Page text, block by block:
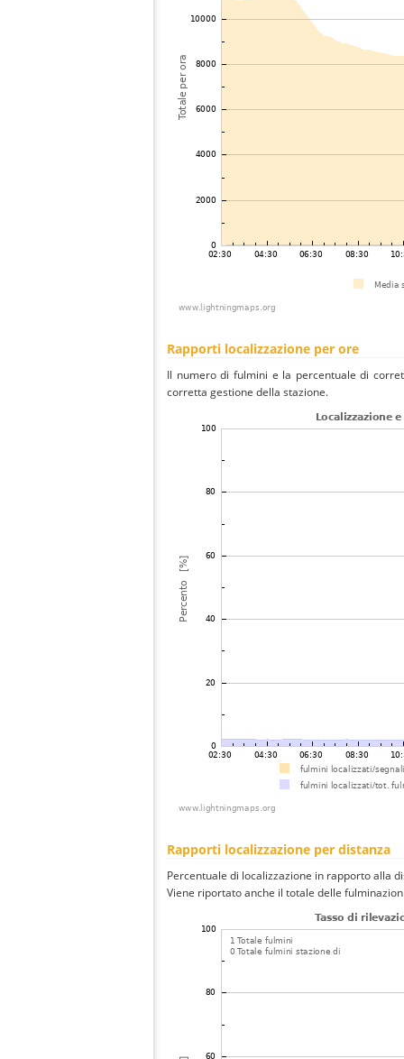
Rapporti localizzazione per ore
Il numero di fulmini e la percentuale di
corretta gestione della stazione.
Rapporti localizzazione per distanza
Percentuale di localizzazione in rapporto alla
Viene riportato anche il totale delle